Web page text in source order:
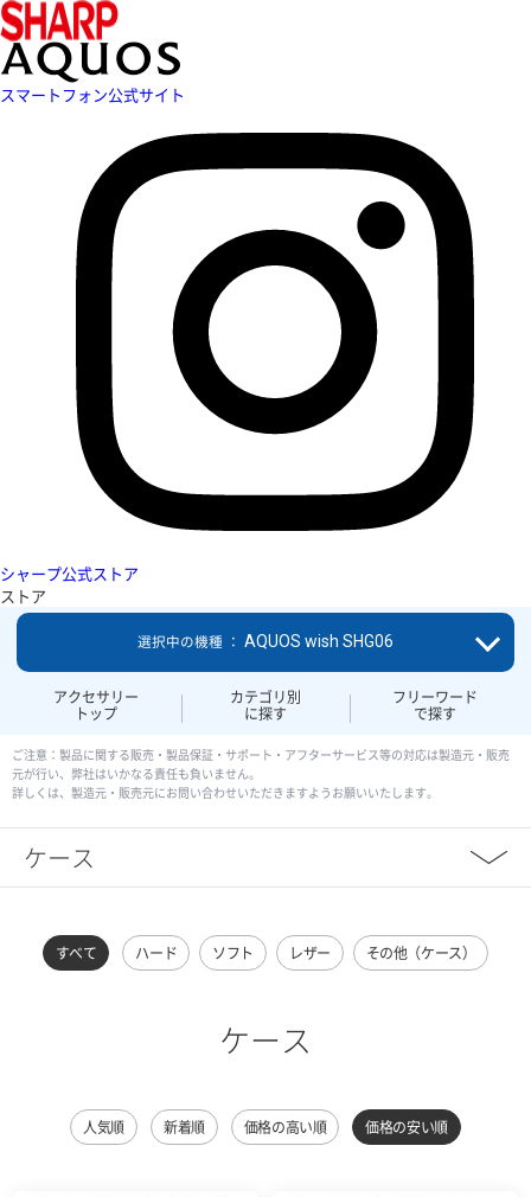
スマートフォン公式サイト
シャープ公式ストア
ストア
アクセサリー
トップ
カテゴリ別
に探す
フリーワード
で探す
選択中の機種 ： AQUOS wish SHG06
ご注意：製品に関する販売・製品保証・サポート・アフターサービス等の対応は製造元・販売
元が行い、弊社はいかなる責任も負いません。
詳しくは、製造元・販売元にお問い合わせいただきますようお願いいたします。
ケース
すべて ハード ソフト レザー その他（ケース）
ケース
人気順 新着順 価格の高い順 価格の安い順